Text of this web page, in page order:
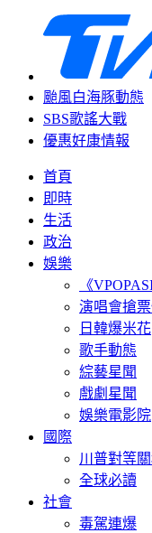
颱風白海豚動態
SBS歌謠大戰
優惠好康情報
首頁
即時
生活
政治
娛樂
《
演唱會搶
日韓爆米花
歌手動態
綜藝星聞
戲劇星聞
娛樂電影院
國際
川普對等
全球必讀
社會
毒駕連爆